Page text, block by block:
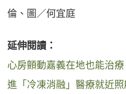
倫、圖／何宜庭
延伸閱讀：
心房顫動嘉義在地也能治療
進「冷凍消融」醫療就近